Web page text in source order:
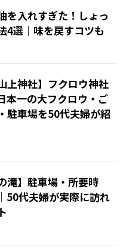
を入れすぎた！しょっ
4選｜味を戻すコツも
上神社】フクロウ神社
本一の大フクロウ・ご
駐車場を50代夫婦が紹
滝】駐車場・所要時
50代夫婦が実際に訪れ